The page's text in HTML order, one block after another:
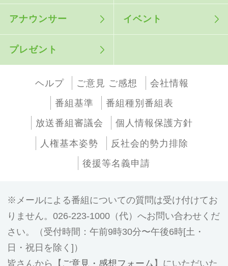
アナウンサー イベント
プレゼント
ヘルプ ご意見 ご感想
会社情報
番組基準
番組種別番組表
放送番組審議会
個人情報保護方針
人権基本姿勢
反社会的勢力排除
後援等名義申請
メールによる番組についての質問は受け付けてお
りません。026-223-1000（代）へお問い合わせくだ
さい。（受付時間：午前9時30分〜午後6時[土・
日・祝日を除く]）
皆さんから【 ご意見・感想フォーム 】にいただいた